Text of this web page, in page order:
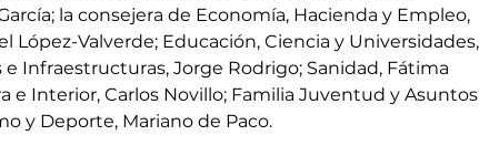
la consejera de Economía, Hacienda y Empleo,
López-Valverde; Educación, Ciencia y Universidades,
Infraestructuras, Jorge Rodrigo; Sanidad, Fátima
Interior, Carlos Novillo; Familia Juventud y Asuntos
y Deporte, Mariano de Paco.